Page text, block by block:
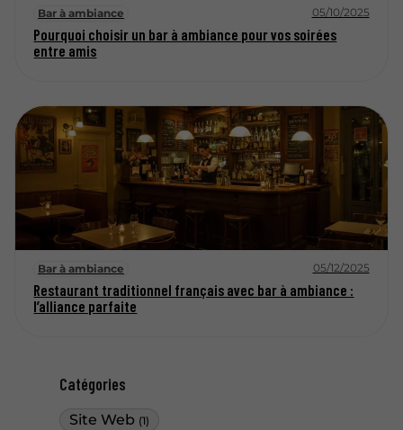
Catégories
Site Web (1)
Bar à ambiance 05/10/2025
Pourquoi choisir un bar à ambiance pour vos soirées
entre amis
Bar à ambiance 05/12/2025
Restaurant traditionnel français avec bar à ambiance :
l’alliance parfaite